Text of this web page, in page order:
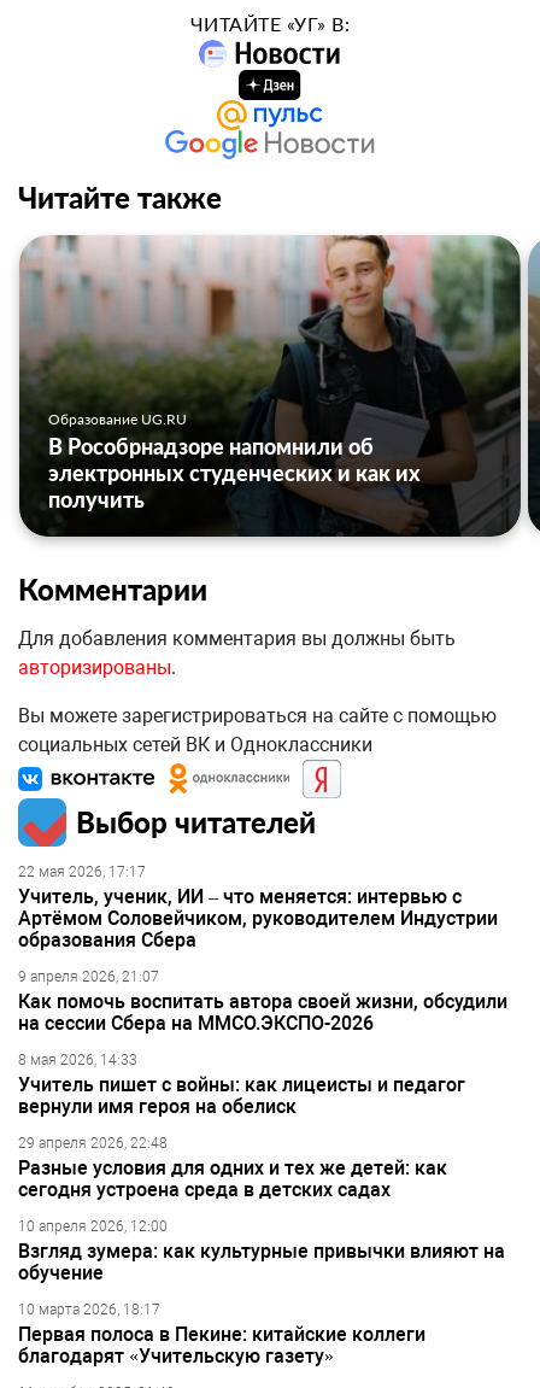
ЧИТАЙТЕ «УГ» В:
Читайте также
Образование UG.RU
В Рособрнадзоре напомнили об
электронных студенческих и как их
получить
Комментарии
Для добавления комментария вы должны быть
авторизированы.
Вы можете зарегистрироваться на сайте с помощью
социальных сетей ВК и Одноклассники
Выбор читателей
22 мая 2026, 17:17
Учитель, ученик, ИИ – что меняется: интервью с
Артёмом Соловейчиком, руководителем Индустрии
образования Сбера
9 апреля 2026, 21:07
Как помочь воспитать автора своей жизни, обсудили
на сессии Сбера на ММСО.ЭКСПО-2026
8 мая 2026, 14:33
Учитель пишет с войны: как лицеисты и педагог
вернули имя героя на обелиск
29 апреля 2026, 22:48
Разные условия для одних и тех же детей: как
сегодня устроена среда в детских садах
10 апреля 2026, 12:00
Взгляд зумера: как культурные привычки влияют на
обучение
10 марта 2026, 18:17
Первая полоса в Пекине: китайские коллеги
благодарят «Учительскую газету»